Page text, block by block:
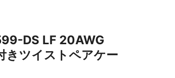
DS LF 20AWG
きツイストペアケー